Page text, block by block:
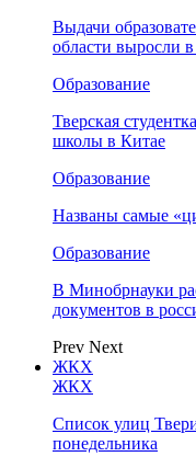
Выдачи
области выросли в
Образование
Тверская
школы в Китае
Образование
Названы самые
Образование
В Минобрнауки
документов в
Prev Next
ЖКХ
ЖКХ
Список улиц
понедельника